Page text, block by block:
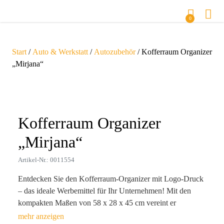
0
Start / Auto & Werkstatt / Autozubehör/ Kofferraum Organizer
„Mirjana“
Kofferraum Organizer
„Mirjana“
Artikel-Nr.: 0011554
Entdecken Sie den Kofferraum-Organizer mit Logo-Druck
– das ideale Werbemittel für Ihr Unternehmen! Mit den
kompakten Maßen von 58 x 28 x 45 cm vereint er
durchdachtes Design und Funktionalität. Der Organizer aus